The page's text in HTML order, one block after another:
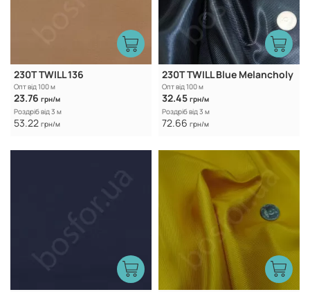
230T TWILL 136
Опт від 100 м
23.76 грн/м
Роздріб від 3 м
53.22 грн/м
230T TWILL Blue Melancholy
Опт від 100 м
32.45 грн/м
Роздріб від 3 м
72.66 грн/м